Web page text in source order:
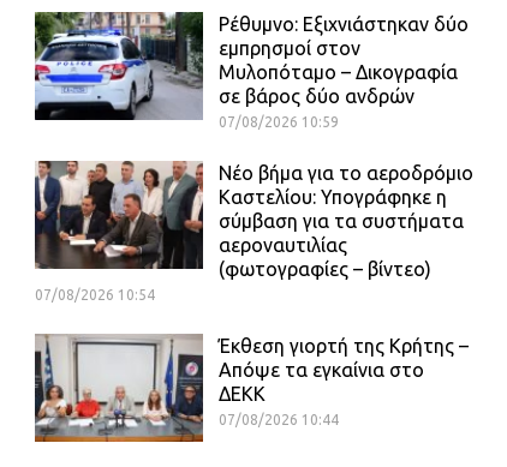
Ρέθυμνο: Εξιχνιάστηκαν δύο
εμπρησμοί στον
Μυλοπόταμο – Δικογραφία
σε βάρος δύο ανδρών
07/08/2026 10:59
Νέο βήμα για το αεροδρόμιο
Καστελίου: Υπογράφηκε η
σύμβαση για τα συστήματα
αεροναυτιλίας
(φωτογραφίες – βίντεο)
07/08/2026 10:54
Έκθεση γιορτή της Κρήτης –
Απόψε τα εγκαίνια στο
ΔΕΚΚ
07/08/2026 10:44